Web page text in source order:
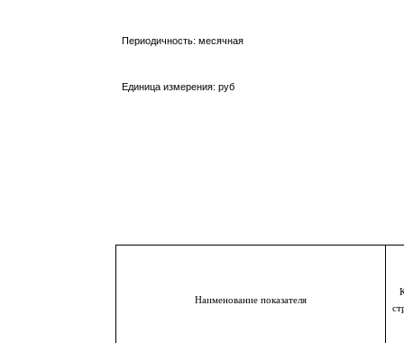
Периодичность: месячная
Единица измерения: руб
Наименование показателя